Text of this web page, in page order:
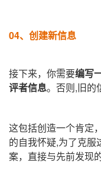
04、 创建新信息
接下来，你需要编写
评者信息。否则,旧的
这包括创造一个肯定
的自我怀疑,为了克服
案，直接与先前发现